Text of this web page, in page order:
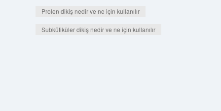
Prolen dikiş nedir ve ne için kullanılır
Subkütiküler dikiş nedir ve ne için kullanılır